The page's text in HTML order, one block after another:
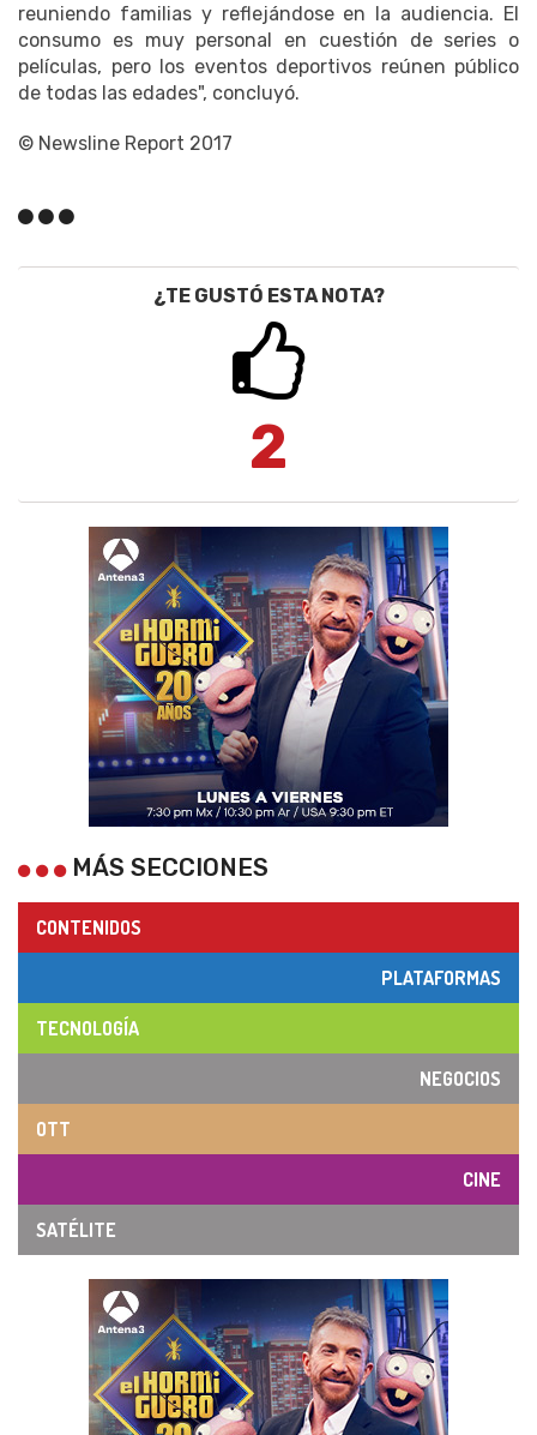
reuniendo familias y reflejándose en la audiencia. El
consumo es muy personal en cuestión de series o
películas, pero los eventos deportivos reúnen público
de todas las edades", concluyó.
© Newsline Report 2017
¿TE GUSTÓ ESTA NOTA?
2
MÁS SECCIONES
CONTENIDOS
PLATAFORMAS
TECNOLOGÍA
NEGOCIOS
OTT
CINE
SATÉLITE